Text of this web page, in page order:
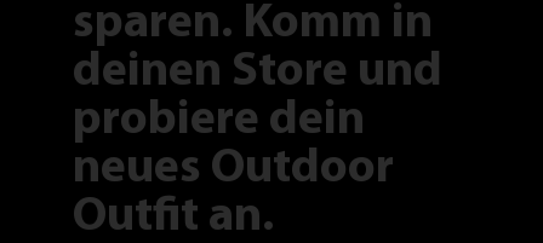
sparen. Komm in
deinen Store und
probiere dein
neues Outdoor
Outfit an.